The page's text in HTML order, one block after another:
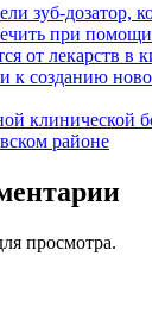
зуб-дозатор,
при помощи
от лекарств в
к созданию
клинической
районе
просмотра.